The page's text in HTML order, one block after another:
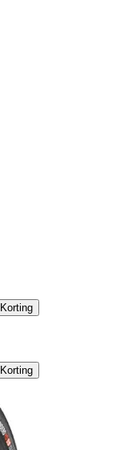
Korting
Korting